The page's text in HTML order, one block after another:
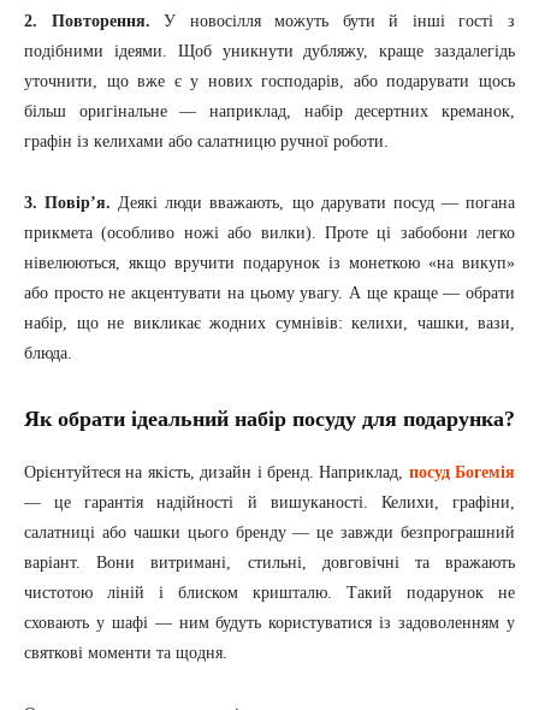
2. Повторення. У новосілля можуть бути й інші гості з
подібними ідеями. Щоб уникнути дубляжу, краще заздалегідь
уточнити, що вже є у нових господарів, або подарувати щось
більш оригінальне — наприклад, набір десертних креманок,
графін із келихами або салатницю ручної роботи.
3. Повір’я. Деякі люди вважають, що дарувати посуд — погана
прикмета (особливо ножі або вилки). Проте ці забобони легко
нівелюються, якщо вручити подарунок із монеткою «на викуп»
або просто не акцентувати на цьому увагу. А ще краще — обрати
набір, що не викликає жодних сумнівів: келихи, чашки, вази,
блюда.
Як обрати ідеальний набір посуду для подарунка?
Орієнтуйтеся на якість, дизайн і бренд. Наприклад, посуд Богемія
— це гарантія надійності й вишуканості. Келихи, графіни,
салатниці або чашки цього бренду — це завжди безпрограшний
варіант. Вони витримані, стильні, довговічні та вражають
чистотою ліній і блиском кришталю. Такий подарунок не
сховають у шафі — ним будуть користуватися із задоволенням у
святкові моменти та щодня.